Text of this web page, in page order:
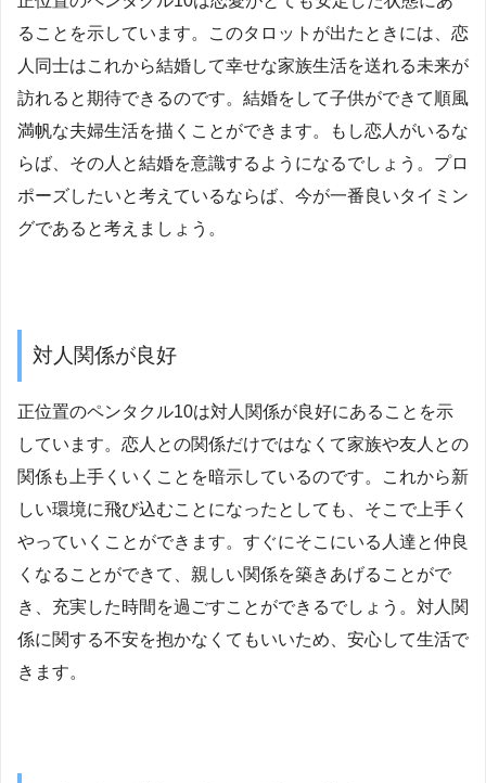
ることを示しています。このタロットが出たときには、恋
人同士はこれから結婚して幸せな家族生活を送れる未来が
訪れると期待できるのです。結婚をして子供ができて順風
満帆な夫婦生活を描くことができます。もし恋人がいるな
らば、その人と結婚を意識するようになるでしょう。プロ
ポーズしたいと考えているならば、今が一番良いタイミン
グであると考えましょう。
対人関係が良好
正位置のペンタクル10は対人関係が良好にあることを示
しています。恋人との関係だけではなくて家族や友人との
関係も上手くいくことを暗示しているのです。これから新
しい環境に飛び込むことになったとしても、そこで上手く
やっていくことができます。すぐにそこにいる人達と仲良
くなることができて、親しい関係を築きあげることがで
き、充実した時間を過ごすことができるでしょう。対人関
係に関する不安を抱かなくてもいいため、安心して生活で
きます。